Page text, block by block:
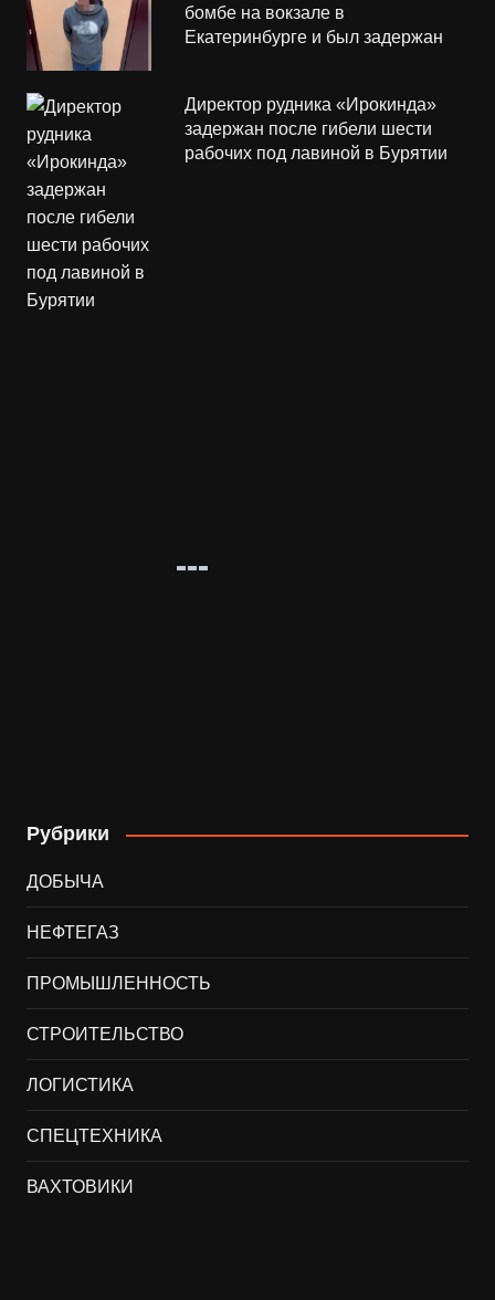
бомбе на вокзале в
Екатеринбурге и был задержан
Директор рудника «Ирокинда»
задержан после гибели шести
рабочих под лавиной в Бурятии
Рубрики
ДОБЫЧА
НЕФТЕГАЗ
ПРОМЫШЛЕННОСТЬ
СТРОИТЕЛЬСТВО
ЛОГИСТИКА
СПЕЦТЕХНИКА
ВАХТОВИКИ